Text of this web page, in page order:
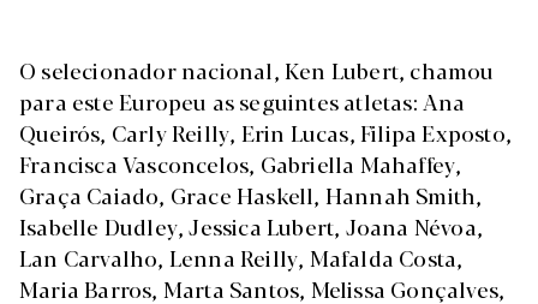
O selecionador nacional, Ken Lubert, chamou
para este Europeu as seguintes atletas: Ana
Queirós, Carly Reilly, Erin Lucas, Filipa Exposto,
Francisca Vasconcelos, Gabriella Mahaffey,
Graça Caiado, Grace Haskell, Hannah Smith,
Isabelle Dudley, Jessica Lubert, Joana Névoa,
Lan Carvalho, Lenna Reilly, Mafalda Costa,
Maria Barros, Marta Santos, Melissa Gonçalves,